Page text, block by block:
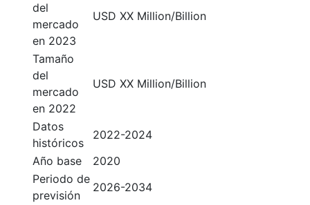
del
mercado
en 2023
USD XX Million/Billion
Tamaño
del
mercado
en 2022
USD XX Million/Billion
Datos
históricos
2022-2024
Año base
2020
Periodo de
previsión
2026-2034